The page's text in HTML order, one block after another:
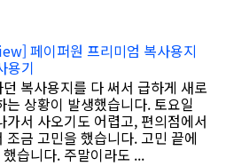
페이퍼원 프리미엄 복사용지
용기
복사용지를 다 써서 급하게 새로
는 상황이 발생했습니다. 토요일
가서 사오기도 어렵고, 편의점에서
금 고민을 했습니다. 고민 끝에
습니다. 주말이라도 ...